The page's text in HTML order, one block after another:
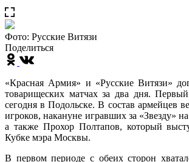
Фото: Русские Витязи
Поделиться
«Красная Армия» и «Русские Витязи»
товарищеских матчах за два дня.
сегодня в Подольске. В состав армейцев
игроков, накануне игравших за «Звезду»
а также Прохор Полтапов, который
Кубке мэра Москвы.
В первом периоде с обеих сторон